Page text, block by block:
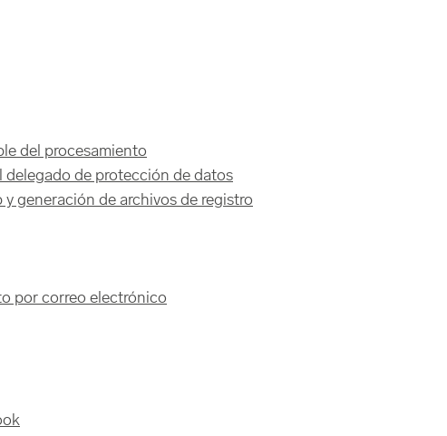
del procesamiento
de protección de datos
generación de archivos de registro
por correo electrónico